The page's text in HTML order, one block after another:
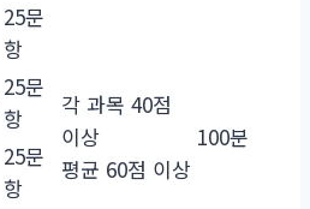
25문
항
각 과목 40점
이상
평균 60점 이상
100분
25문
항
25문
항